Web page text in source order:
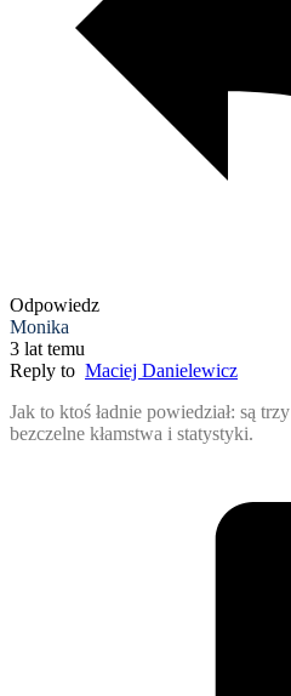
Odpowiedz
Monika
3 lat temu
Reply to Maciej Danielewicz
Jak to ktoś ładnie powiedział: są
bezczelne kłamstwa i statystyki.